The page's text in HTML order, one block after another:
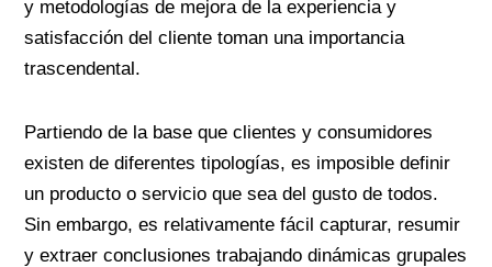
y metodologías de mejora de la experiencia y
satisfacción del cliente toman una importancia
trascendental.
Partiendo de la base que clientes y consumidores
existen de diferentes tipologías, es imposible definir
un producto o servicio que sea del gusto de todos.
Sin embargo, es relativamente fácil capturar, resumir
y extraer conclusiones trabajando dinámicas grupales